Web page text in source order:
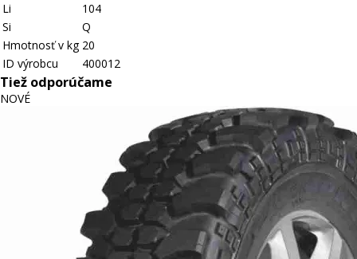
Li
104
Si
Q
Hmotnosť v kg 20
ID výrobcu
400012
Tiež odporúčame
NOVÉ